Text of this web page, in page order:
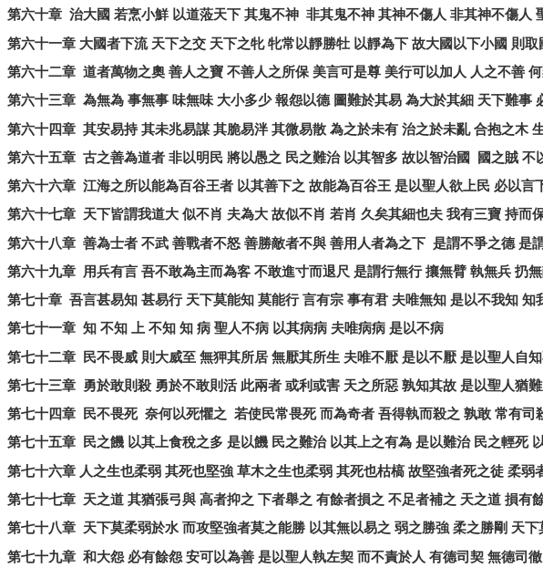
第六十章 治大國 若烹小鮮 以道蒞天下 其鬼不神 非其鬼不神 其神不傷人 非其神不傷人
第六十一章 大國者下流 天下之交 天下之牝 牝常以靜勝牡 以靜為下 故大國以下小國 則取
第六十二章 道者萬物之奧 善人之寶 不善人之所保 美言可是尊 美行可以加人 人之不善
第六十三章 為無為 事無事 味無味 大小多少 報怨以德 圖難於其易 為大於其細 天下難事
第六十四章 其安易持 其未兆易謀 其脆易泮 其微易散 為之於未有 治之於未亂 合抱之木
第六十五章 古之善為道者 非以明民 將以愚之 民之難治 以其智多 故以智治國 國之賊 不
第六十六章 江海之所以能為百谷王者 以其善下之 故能為百谷王 是以聖人欲上民 必以言
第六十七章 天下皆謂我道大 似不肖 夫為大 故似不肖 若肖 久矣其細也夫 我有三寶 持而
第六十八章 善為士者 不武 善戰者不怒 善勝敵者不與 善用人者為之下 是謂不爭之德 是
第六十九章 用兵有言 吾不敢為主而為客 不敢進寸而退尺 是謂行無行 攘無臂 執無兵 扔
第七十章 吾言甚易知 甚易行 天下莫能知 莫能行 言有宗 事有君 夫唯無知 是以不我知 知
第七十一章 知 不知 上 不知 知 病 聖人不病 以其病病 夫唯病病 是以不病
第七十二章
民不畏威 則大威至 無狎其所居 無厭其所生 夫唯不厭 是以不厭 是以聖人自
第七十三章 勇於敢則殺 勇於不敢則活 此兩者 或利或害 天之所惡 孰知其故 是以聖人猶
第七十四章
民不畏死 奈何以死懼之 若使民常畏死 而為奇者 吾得執而殺之 孰敢 常有司
第七十五章
民之饑 以其上食稅之多 是以饑 民之難治 以其上之有為 是以難治 民之輕死
第七十六章 人之生也柔弱 其死也堅強 草木之生也柔弱 其死也枯槁 故堅強者死之徒 柔弱
第七十七章 天之道 其猶張弓與 高者抑之 下者舉之 有餘者損之 不足者補之 天之道 損有
第七十八章 天下莫柔弱於水 而攻堅強者莫之能勝 以其無以易之 弱之勝強 柔之勝剛 天下
第七十九章 和大怨 必有餘怨 安可以為善 是以聖人執左契 而不責於人 有德司契 無德司徹